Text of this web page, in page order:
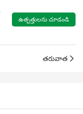
ఉత్పత్తులను చూడండి
తరువాత